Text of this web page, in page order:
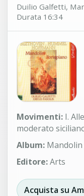
Duilio Galfetti,
Durata 16:34
Movimenti: I.
moderato
Album:
Editore:Arts
Acquista su